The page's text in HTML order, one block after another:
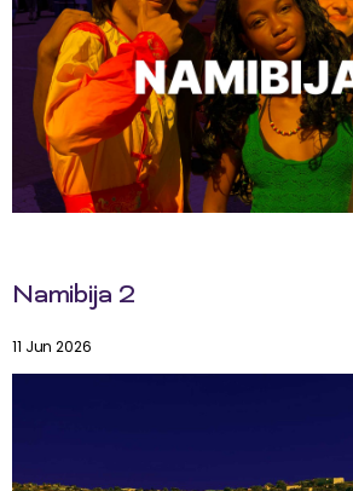
Namibija 2
11 Jun 2026